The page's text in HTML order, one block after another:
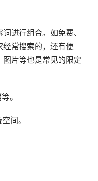
进行组合。如免费、
经常搜索的，还有便
图片等也是常见的限定
。
间。